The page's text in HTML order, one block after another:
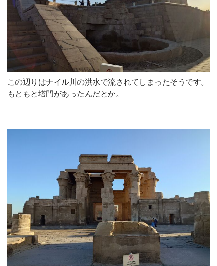
この辺りはナイル川の洪水で流されてしまったそうです。
もともと塔門があったんだとか。